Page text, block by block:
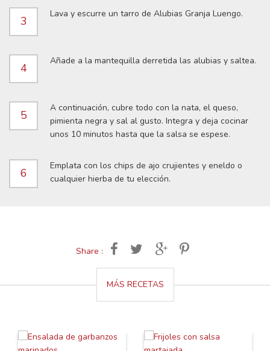
3
Lava y escurre un tarro de Alubias Granja Luengo.
4
Añade a la mantequilla derretida las alubias y saltea.
5
A continuación, cubre todo con la nata, el queso,
pimienta negra y sal al gusto. Integra y deja cocinar
unos 10 minutos hasta que la salsa se espese.
6
Emplata con los chips de ajo crujientes y eneldo o
cualquier hierba de tu elección.
Share :
MÁS RECETAS